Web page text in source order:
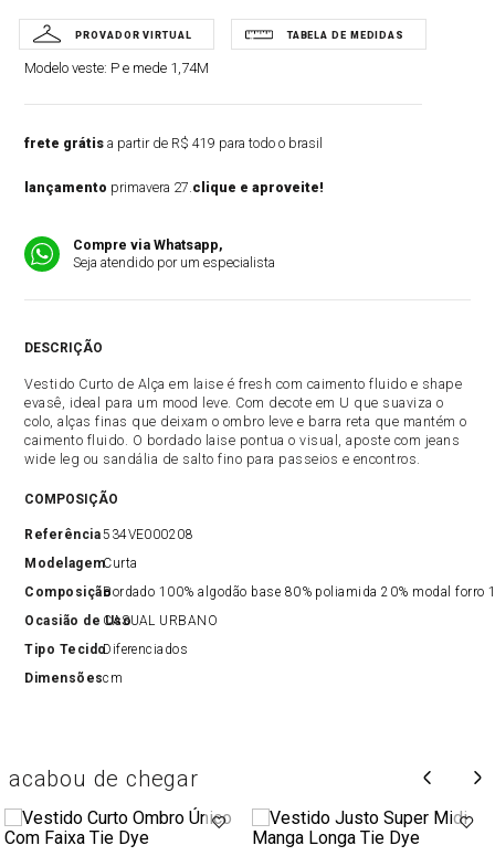
Modelo veste: P e mede 1,74M
frete grátis a partir de R$ 419 para todo o brasil
lançamento primavera 27.clique e aproveite!
Compre via Whatsapp,
Seja atendido por um especialista
DESCRIÇÃO
Vestido Curto de Alça em laise é fresh com caimento fluido e shape
evasê, ideal para um mood leve. Com decote em U que suaviza o
colo, alças finas que deixam o ombro leve e barra reta que mantém o
caimento fluido. O bordado laise pontua o visual, aposte com jeans
wide leg ou sandália de salto fino para passeios e encontros.
COMPOSIÇÃO
Referência534VE000208
ModelagemCurta
ComposiçãoBordado 100% algodão base 80% poliamida 20% modal forro
Ocasião de UsoCASUAL URBANO
Tipo TecidoDiferenciados
Dimensõescm
acabou de chegar